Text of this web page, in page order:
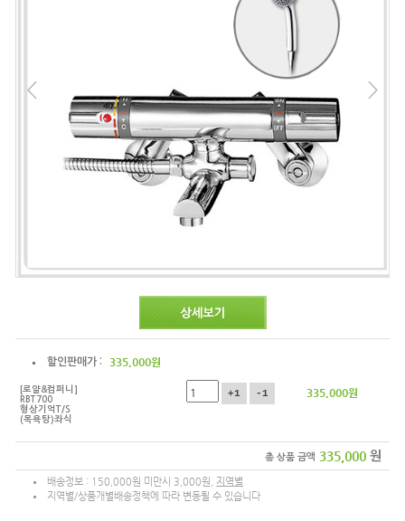
할인판매가 : 335,000원
[로얄&컴퍼니]
RBT700
형상기억T/S
(목욕탕)좌식
+1 -1 335,000원
총 상품 금액 335,000 원
배송정보 : 150,000원 미만시 3,000원, 지역별
지역별/상품개별배송정책에 따라 변동될 수 있습니다